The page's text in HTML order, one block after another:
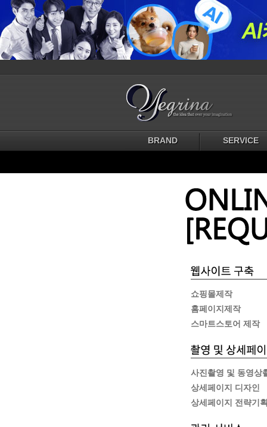
BRAND SERVICE
쇼핑몰제작
홈페이지제작
스마트스토어 제작
사진촬영 및 동영상
상세페이지 디자인
상세페이지 전략기